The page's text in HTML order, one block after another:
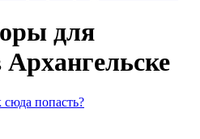
для
сюда попасть?